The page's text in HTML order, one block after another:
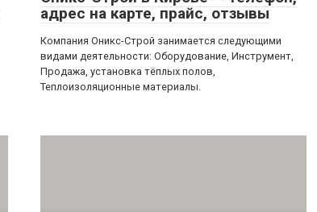
адрес на карте, прайс, отзывы
Компания Оникс-Строй занимается следующими
видами деятельности: Оборудование, Инструмент,
Продажа, установка тёплых полов,
Теплоизоляционные материалы.